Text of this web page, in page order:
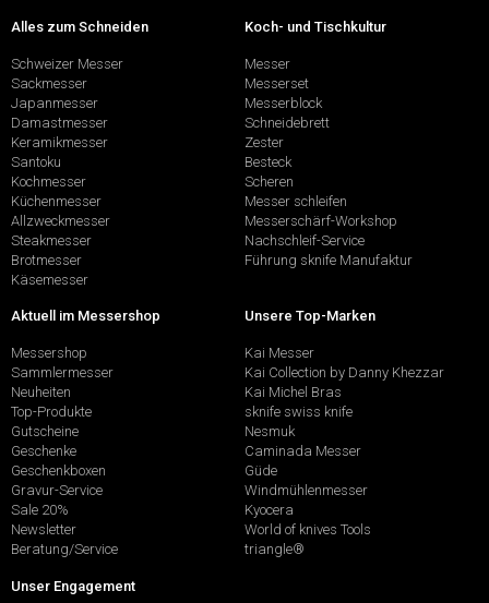
Alles zum Schneiden
Schweizer Messer
Sackmesser
Japanmesser
Damastmesser
Keramikmesser
Santoku
Kochmesser
Küchenmesser
Allzweckmesser
Steakmesser
Brotmesser
Käsemesser
Koch- und Tischkultur
Messer
Messerset
Messerblock
Schneidebrett
Zester
Besteck
Scheren
Messer schleifen
Messerschärf-Workshop
Nachschleif-Service
Führung sknife Manufaktur
Aktuell im Messershop
Messershop
Sammlermesser
Neuheiten
Top-Produkte
Gutscheine
Geschenke
Geschenkboxen
Gravur-Service
Sale 20%
Newsletter
Beratung/Service
Unsere Top-Marken
Kai Messer
Kai Collection by Danny Khezzar
Kai Michel Bras
sknife swiss knife
Nesmuk
Caminada Messer
Güde
Windmühlenmesser
Kyocera
World of knives Tools
triangle®
Unser Engagement